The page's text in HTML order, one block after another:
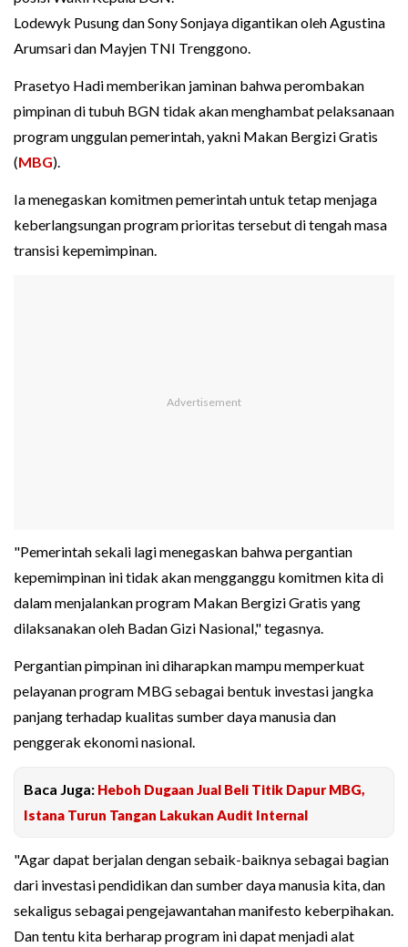
Lodewyk Pusung dan Sony Sonjaya digantikan oleh Agustina
Arumsari dan Mayjen TNI Trenggono.
Prasetyo Hadi memberikan jaminan bahwa perombakan
pimpinan di tubuh BGN tidak akan menghambat pelaksanaan
program unggulan pemerintah, yakni Makan Bergizi Gratis
(MBG).
Ia menegaskan komitmen pemerintah untuk tetap menjaga
keberlangsungan program prioritas tersebut di tengah masa
transisi kepemimpinan.
"Pemerintah sekali lagi menegaskan bahwa pergantian
kepemimpinan ini tidak akan mengganggu komitmen kita di
dalam menjalankan program Makan Bergizi Gratis yang
dilaksanakan oleh Badan Gizi Nasional," tegasnya.
Pergantian pimpinan ini diharapkan mampu memperkuat
pelayanan program MBG sebagai bentuk investasi jangka
panjang terhadap kualitas sumber daya manusia dan
penggerak ekonomi nasional.
Baca Juga: Heboh Dugaan Jual Beli Titik Dapur MBG,
Istana Turun Tangan Lakukan Audit Internal
"Agar dapat berjalan dengan sebaik-baiknya sebagai bagian
dari investasi pendidikan dan sumber daya manusia kita, dan
sekaligus sebagai pengejawantahan manifesto keberpihakan.
Dan tentu kita berharap program ini dapat menjadi alat